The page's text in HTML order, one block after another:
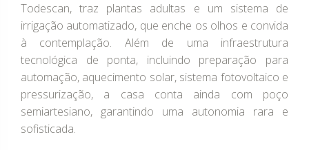
Todescan, traz plantas adultas e um sistema de
irrigação automatizado, que enche os olhos e convida
à contemplação. Além de uma infraestrutura
tecnológica de ponta, incluindo preparação para
automação, aquecimento solar, sistema fotovoltaico e
pressurização, a casa conta ainda com poço
semiartesiano, garantindo uma autonomia rara e
sofisticada.